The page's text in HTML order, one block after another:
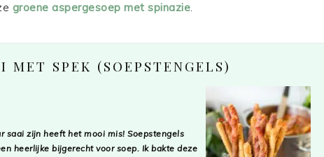
groene aspergesoep met spinazie.
MET SPEK (SOEPSTENGELS)
saai zijn heeft het mooi mis! Soepstengels
heerlijke bijgerecht voor soep. Ik bakte deze